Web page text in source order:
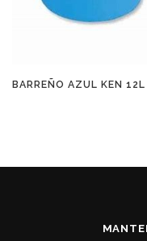
BARREÑO AZUL KEN 12L